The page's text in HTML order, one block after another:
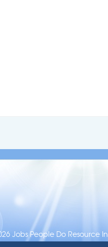
Jobs People Do Resource